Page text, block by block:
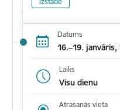
Datums
16.–19. janvāris,
Laiks
Visu dienu
Atrašanās vieta